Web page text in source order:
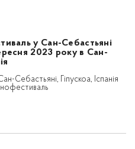
у Сан-Себастьяні
2023 року в Сан-
Себастьяні, Гіпускоа, Іспанія